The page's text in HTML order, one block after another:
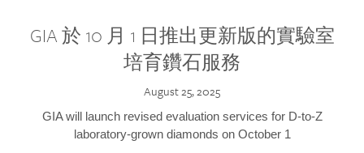
GIA 於 10 月 1 日推出更新版的實驗室
培育鑽石服務
August 25, 2025
GIA will launch revised evaluation services for D-to-Z
laboratory-grown diamonds on October 1